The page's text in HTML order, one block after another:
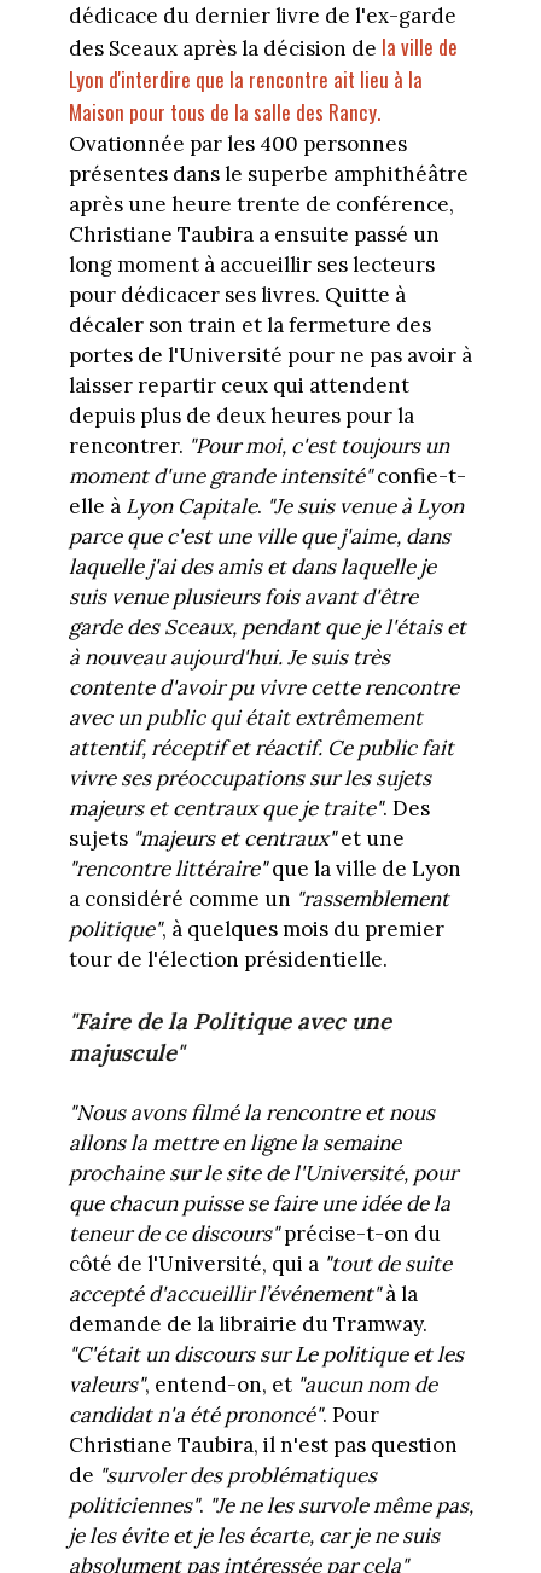
dédicace du dernier livre de l'ex-garde
des Sceaux après la décision de la ville de
Lyon d'interdire que la rencontre ait lieu à la
Maison pour tous de la salle des Rancy.
Ovationnée par les 400 personnes
présentes dans le superbe amphithéâtre
après une heure trente de conférence,
Christiane Taubira a ensuite passé un
long moment à accueillir ses lecteurs
pour dédicacer ses livres. Quitte à
décaler son train et la fermeture des
portes de l'Université pour ne pas avoir à
laisser repartir ceux qui attendent
depuis plus de deux heures pour la
rencontrer. "Pour moi, c'est toujours un
moment d'une grande intensité"confie-t-
elle à Lyon Capitale. "Je suis venue à Lyon
parce que c'est une ville que j'aime, dans
laquelle j'ai des amis et dans laquelle je
suis venue plusieurs fois avant d'être
garde des Sceaux, pendant que je l'étais et
à nouveau aujourd'hui. Je suis très
contente d'avoir pu vivre cette rencontre
avec un public qui était extrêmement
attentif, réceptif et réactif. Ce public fait
vivre ses préoccupations sur les sujets
majeurs et centraux que je traite". Des
sujets "majeurs et centraux"et une
"rencontre littéraire"que la ville de Lyon
a considéré comme un "rassemblement
politique", à quelques mois du premier
tour de l'élection présidentielle.
"Faire de la Politique avec une
majuscule"
"Nous avons filmé la rencontre et nous
allons la mettre en ligne la semaine
prochaine sur le site de l'Université, pour
que chacun puisse se faire une idée de la
teneur de ce discours"précise-t-on du
côté de l'Université, qui a "tout de suite
acceptéd'accueillir l’événement"à la
demande de la librairie du Tramway.
"C'était un discours sur Le politique et les
valeurs", entend-on, et "aucun nom de
candidat n'a été prononcé". Pour
Christiane Taubira, il n'est pas question
de "survoler des problématiques
politiciennes". "Je ne les survole même pas,
je les évite et je les écarte, car je ne suis
absolument pas intéressée par cela"